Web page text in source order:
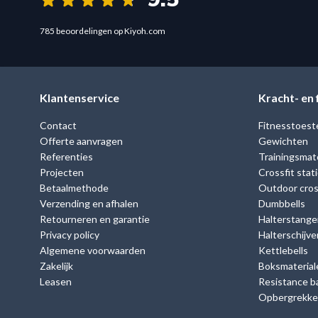
785 beoordelingen op Kiyoh.com
Klantenservice
Contact
Offerte aanvragen
Referenties
Projecten
Betaalmethode
Verzending en afhalen
Retourneren en garantie
Privacy policy
Algemene voorwaarden
Zakelijk
Leasen
Kracht-
Gewichten
Crossfit
Outdoor
Dumbbells
Kettlebells
Resistance